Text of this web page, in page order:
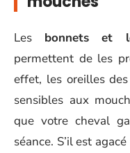
Les bonnets et
permettent de les
effet, les oreilles
sensibles aux
que votre cheval
séance. S’il est